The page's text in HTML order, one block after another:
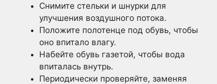
Снимите стельки и шнурки для
улучшения воздушного потока.
Положите полотенце под обувь, чтобы
оно впитало влагу.
Набейте обувь газетой, чтобы вода
впиталась внутрь.
Периодически проверяйте, заменяя